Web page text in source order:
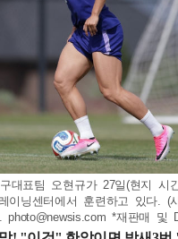
대표팀 오현규가 27일(현지 시
이닝센터에서 훈련하고 있다. (
photo@newsis.com *재판매 및